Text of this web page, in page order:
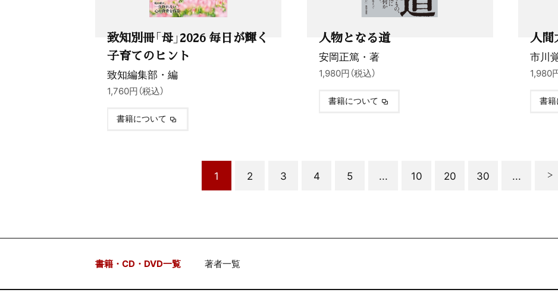
致知別冊「母」2026 毎日が輝く
子育てのヒント
致知編集部・編
1,760円（税込）
書籍について
人物となる道
安岡正篤・著
1,980円（税込）
書籍について
人間
市川
1,980
書
1 2 3 4 5 ... 10 20 30 ...
書籍・CD・DVD一覧 著者一覧